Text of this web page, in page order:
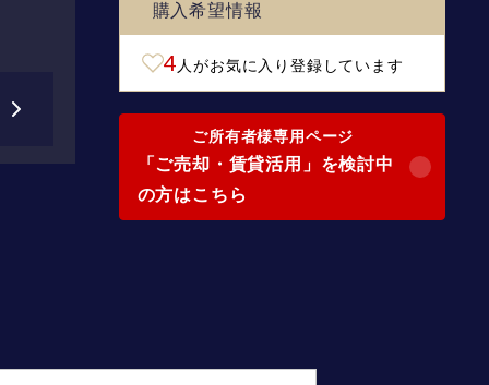
購入希望情報
4 人がお気に入り登録しています
ご所有者様専用ページ
「ご売却・賃貸活用」を検討中
の方はこちら